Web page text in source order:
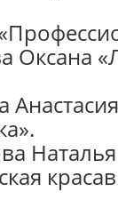
Оксана
Анастасия
Наталья